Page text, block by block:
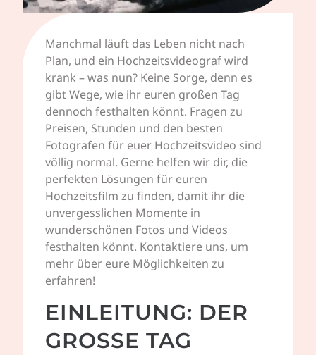
Manchmal läuft das Leben nicht nach
Plan, und ein Hochzeitsvideograf wird
krank – was nun? Keine Sorge, denn es
gibt Wege, wie ihr euren großen Tag
dennoch festhalten könnt. Fragen zu
Preisen, Stunden und den besten
Fotografen für euer Hochzeitsvideo sind
völlig normal. Gerne helfen wir dir, die
perfekten Lösungen für euren
Hochzeitsfilm zu finden, damit ihr die
unvergesslichen Momente in
wunderschönen Fotos und Videos
festhalten könnt. Kontaktiere uns, um
mehr über eure Möglichkeiten zu
erfahren!
EINLEITUNG: DER
GROSSE TAG S